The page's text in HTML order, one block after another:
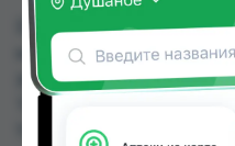
D-02
можно купить или
(медтехник),
Таджикистана